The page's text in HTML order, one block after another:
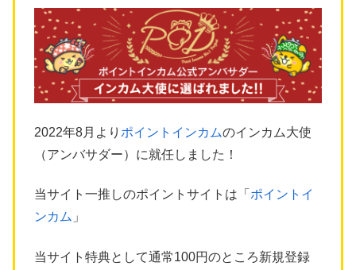
2022年8月より ポイントインカムのインカム大使
（アンバサダー）に就任しました！
当サイト一推しのポイントサイトは「 ポイントイ
ンカム 」
当サイト特典として通常100円のところ新規登録